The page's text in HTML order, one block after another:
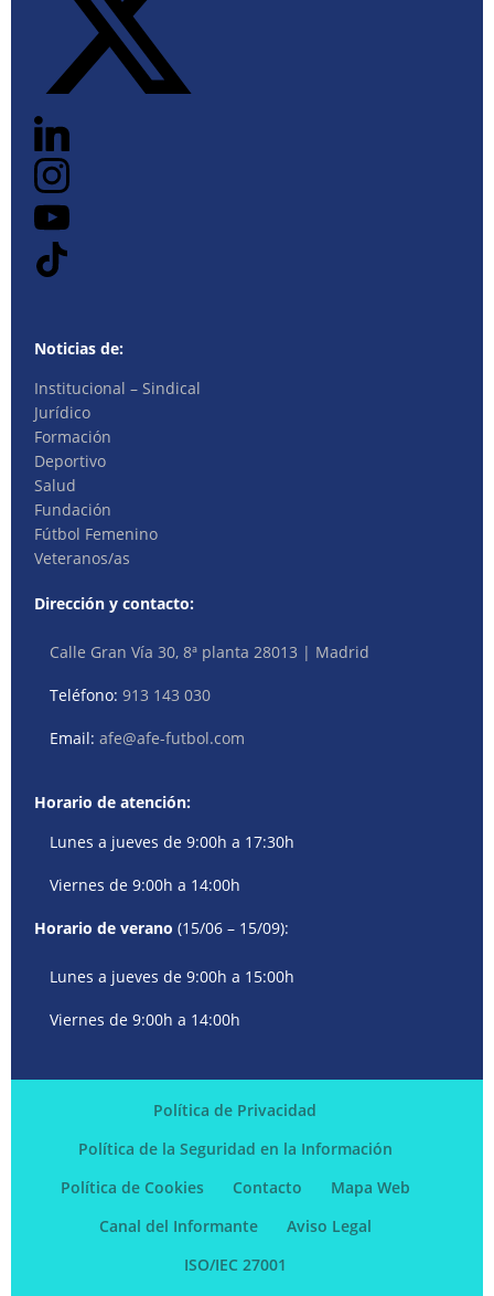
Noticias de:
Institucional – Sindical
Jurídico
Formación
Deportivo
Salud
Fundación
Fútbol Femenino
Veteranos/as
Dirección y contacto:
Calle Gran Vía 30, 8ª planta 28013 | Madrid
Teléfono:913 143 030
Email:afe@afe-futbol.com
Horario de atención:
Lunes a jueves de 9:00h a 17:30h
Viernes de 9:00h a 14:00h
Horario de verano (15/06 – 15/09):
Lunes a jueves de 9:00h a 15:00h
Viernes de 9:00h a 14:00h
Política de Privacidad
Política de la Seguridad en la Información
Política de Cookies
Contacto
Mapa Web
Canal del Informante
Aviso Legal
ISO/IEC 27001